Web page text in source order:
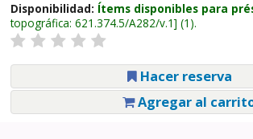
Disponibilidad: Ítems disponibles para
topográfica: 621.374.5/A282/v.1 (1).
Hacer reserva
Agregar al